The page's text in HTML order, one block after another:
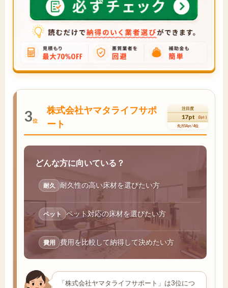
3位
株式会社ヤマタライフサポ
ート
注目度
17pt (3pt↑)
先月14pt / 4位
どんな方に向いている？
耐久 耐久性の高い床材を選びたい方
ペット ペット対応の床材を選びたい方
費用 費用を比較して納得して決めたい方
「株式会社ヤマタライフサポート」は3位につ